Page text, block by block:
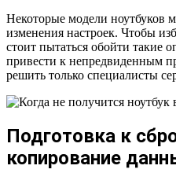
Некоторые модели ноутбуков
изменения настроек. Чтобы
стоит пытаться обойти такие
привести к непредвиденным
решить только специалисты
Подготовка к
копирование